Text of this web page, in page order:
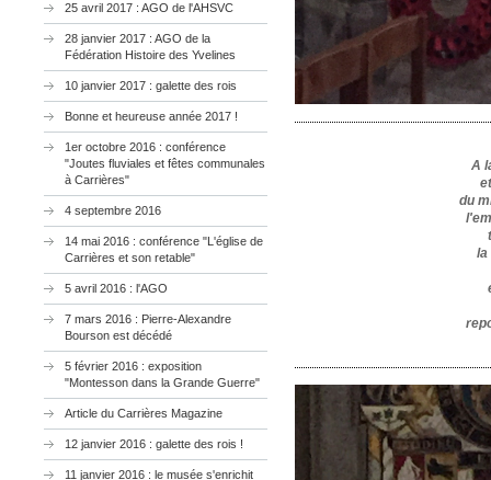
25 avril 2017 : AGO de l'AHSVC
28 janvier 2017 : AGO de la
Fédération Histoire des Yvelines
10 janvier 2017 : galette des rois
Bonne et heureuse année 2017 !
1er octobre 2016 : conférence
"Joutes fluviales et fêtes communales
à Carrières"
4 septembre 2016
14 mai 2016 : conférence "L'église de
Carrières et son retable"
5 avril 2016 : l'AGO
7 mars 2016 : Pierre-Alexandre
Bourson est décédé
5 février 2016 : exposition
"Montesson dans la Grande Guerre"
Article du Carrières Magazine
12 janvier 2016 : galette des rois !
11 janvier 2016 : le musée s'enrichit
A
du
la